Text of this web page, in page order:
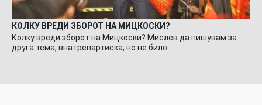
КОЛКУ ВРЕДИ ЗБОРОТ НА МИЦКОСКИ?
Колку вреди зборот на Мицкоски? Мислев да пишувам за
друга тема, внатрепартиска, но не било…